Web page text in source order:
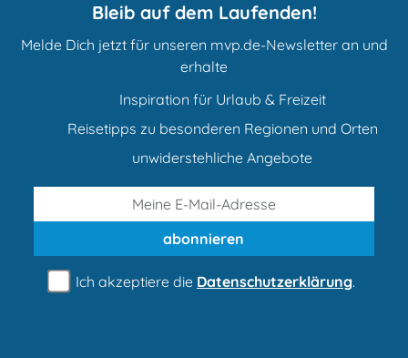
Bleib auf dem Laufenden!
Melde Dich jetzt für unseren mvp.de-Newsletter an und
erhalte
Inspiration für Urlaub & Freizeit
Reisetipps zu besonderen Regionen und Orten
unwiderstehliche Angebote
abonnieren
Ich akzeptiere die Datenschutzerklärung.